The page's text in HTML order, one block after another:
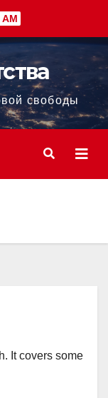
свободы
It covers some